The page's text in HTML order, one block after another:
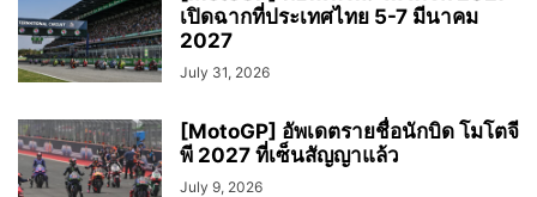
เปิดฉากที่ประเทศไทย 5-7 มีนาคม
2027
July 31, 2026
[MotoGP] อัพเดตรายชื่อนักบิด โมโตจี
พี 2027 ที่เซ็นสัญญาแล้ว
July 9, 2026